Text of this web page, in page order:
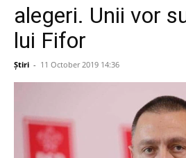
alegeri. Unii vor
lui Fifor
Știri - 11 October 2019 14:36